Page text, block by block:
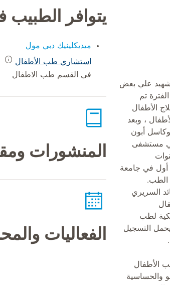
شهيد علي بعض
تم
الأطفال
، وبعد
أبون
في مستشفى
أول في جامعة
الطب.
السريري
لطب
التسجيل
الأطفال
والحساسية
يتوافر الطبيب
ميديكلينيك دبي مول
استشاري طب الأطفال
في القسم طب الاطفال
المنشورات
الفعاليات